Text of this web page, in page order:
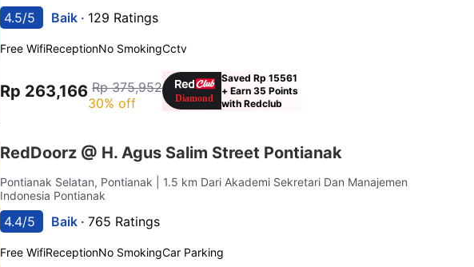
4.5/5 Baik · 129 Ratings
Free WifiReceptionNo SmokingCctv
Rp 263,166 Rp 375,952
30% off
Saved Rp 15561
+ Earn 35 Points
with Redclub
RedDoorz @ H. Agus Salim Street Pontianak
Pontianak Selatan, Pontianak
| 1.5 km Dari Akademi Sekretari Dan Manajemen
Indonesia Pontianak
4.4/5 Baik ·765 Ratings
Free WifiReceptionNo SmokingCar Parking